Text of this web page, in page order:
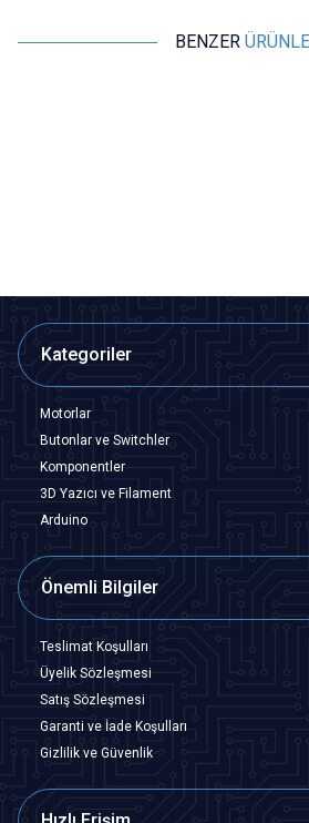
BENZER
Kategoriler
Motorlar
Butonlar ve Switchler
Komponentler
3D Yazıcı ve Filament
Arduino
Önemli Bilgiler
Teslimat Koşulları
Üyelik Sözleşmesi
Satış Sözleşmesi
Garanti ve İade Koşulları
Gizlilik ve Güvenlik